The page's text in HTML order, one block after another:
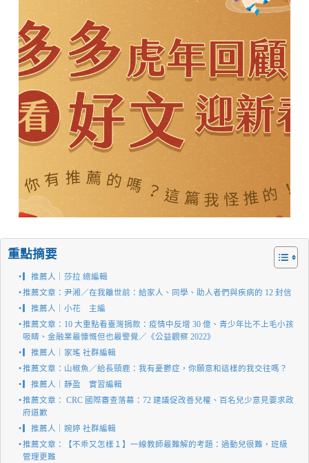
重點摘要
▎推薦人｜莎拉 總編輯
推薦文章：尹湘／在我離世前：給家人、同學、助人者們與疾病的 12 封信
▎推薦人｜小花 主編
推薦文章：10 大重點看臺灣捐款：疫情中反增 30 億、青少年比不上毛小孩
吸睛、金融業最慷慨但也最警覺／《公益觀察 2022》
▎推薦人｜家瑤 社群編輯
推薦文章：山椒魚／給長頸鹿：我有憂鬱症，你願意和這樣的我交往嗎？
▎推薦人｜靜盈 實習編輯
推薦文章： CRC 國際審查落幕：72 建議促改善兒權、百名兒少意見要求政
府道歉
▎推薦人｜婉婷 社群編輯
推薦文章：【不乖又怎樣１】一線教師最難解的考題：過動兒很難，班級
管理更難